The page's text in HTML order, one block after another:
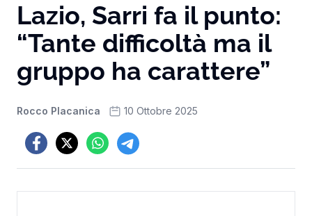
Lazio, Sarri fa il punto:
“Tante difficoltà ma il
gruppo ha carattere”
Rocco Placanica 10 Ottobre 2025